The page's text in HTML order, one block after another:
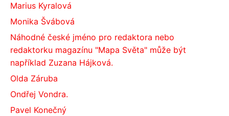
Marius Kyralová
Monika Švábová
Náhodné české jméno pro redaktora nebo
redaktorku magazínu "Mapa Světa" může být
například Zuzana Hájková.
Olda Záruba
Ondřej Vondra.
Pavel Konečný